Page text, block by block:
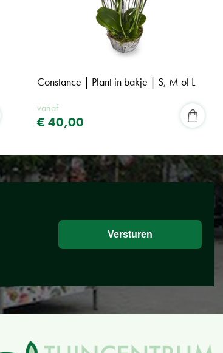
Constance | Plant in bakje | S, M of L
vanaf
€ 40,00